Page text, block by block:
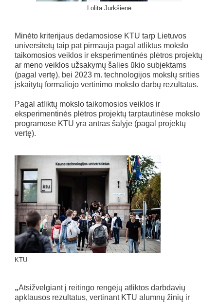
Lolita Jurkšienė
Minėto kriterijaus dedamosiose KTU tarp Lietuvos
universitetų taip pat pirmauja pagal atliktus mokslo
taikomosios veiklos ir eksperimentinės plėtros projektų
ar meno veiklos užsakymų šalies ūkio subjektams
(pagal vertę), bei 2023 m. technologijos mokslų srities
įskaitytų formaliojo vertinimo mokslo darbų rezultatus.
Pagal atliktų mokslo taikomosios veiklos ir
eksperimentinės plėtros projektų tarptautinėse mokslo
programose KTU yra antras šalyje (pagal projektų
vertę).
KTU
„Atsižvelgiant į reitingo rengėjų atliktos darbdavių
apklausos rezultatus, vertinant KTU alumnų žinių ir